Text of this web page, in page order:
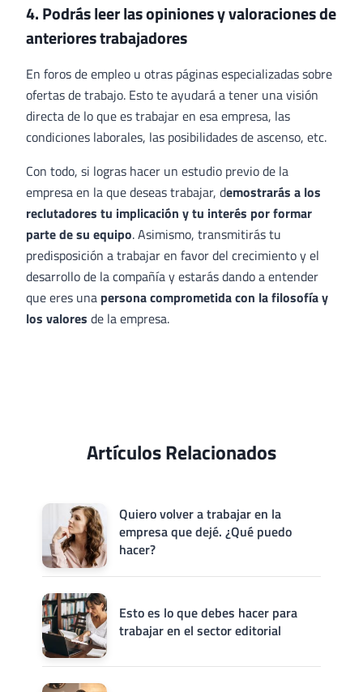
4. Podrás leer las opiniones y valoraciones de
anteriores trabajadores
En foros de empleo u otras páginas especializadas sobre
ofertas de trabajo. Esto te ayudará a tener una visión
directa de lo que es trabajar en esa empresa, las
condiciones laborales, las posibilidades de ascenso, etc.
Con todo, si logras hacer un estudio previo de la
empresa en la que deseas trabajar, demostrarás a los
reclutadores tu implicación y tu interés por formar
parte de su equipo. Asimismo, transmitirás tu
predisposición a trabajar en favor del crecimiento y el
desarrollo de la compañía y estarás dando a entender
que eres una persona comprometida con la filosofía y
los valores de la empresa.
Artículos Relacionados
Quiero volver a trabajar en la
empresa que dejé. ¿Qué puedo
hacer?
Esto es lo que debes hacer para
trabajar en el sector editorial